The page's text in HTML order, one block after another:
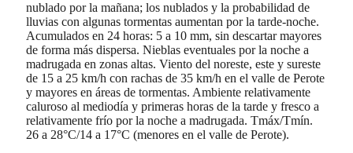
nublado por la mañana; los nublados y la probabilidad de
lluvias con algunas tormentas aumentan por la tarde-noche.
Acumulados en 24 horas: 5 a 10 mm, sin descartar mayores
de forma más dispersa. Nieblas eventuales por la noche a
madrugada en zonas altas. Viento del noreste, este y sureste
de 15 a 25 km/h con rachas de 35 km/h en el valle de Perote
y mayores en áreas de tormentas. Ambiente relativamente
caluroso al mediodía y primeras horas de la tarde y fresco a
relativamente frío por la noche a madrugada. Tmáx/Tmín.
26 a 28°C/14 a 17°C (menores en el valle de Perote).